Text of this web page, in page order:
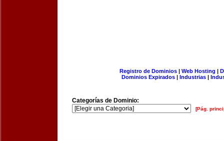
Registro de Dominios| Web Hosting |
Dominios Expirados | Industrias |
Categorías de Dominio:
[Pág.